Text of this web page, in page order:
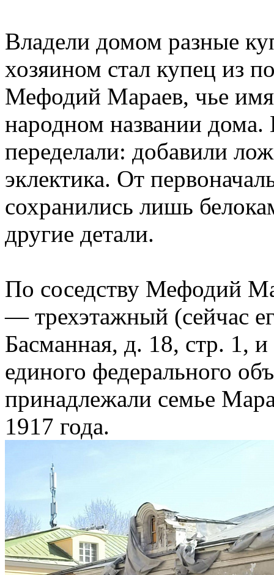
Владели домом разные
хозяином стал купец из
Мефодий Мараев, чье имя
народном названии
переделали: добавили
эклектика. От
сохранились лишь
другие детали.
По соседству Мефодий
— трехэтажный (сейчас
Басманная, д. 18, стр. 1,
единого федерального
принадлежали семье
1917 года.